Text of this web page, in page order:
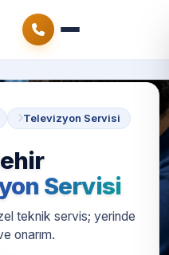
Televizyon Servisi
Servisi
teknik servis; yerinde
onarım.